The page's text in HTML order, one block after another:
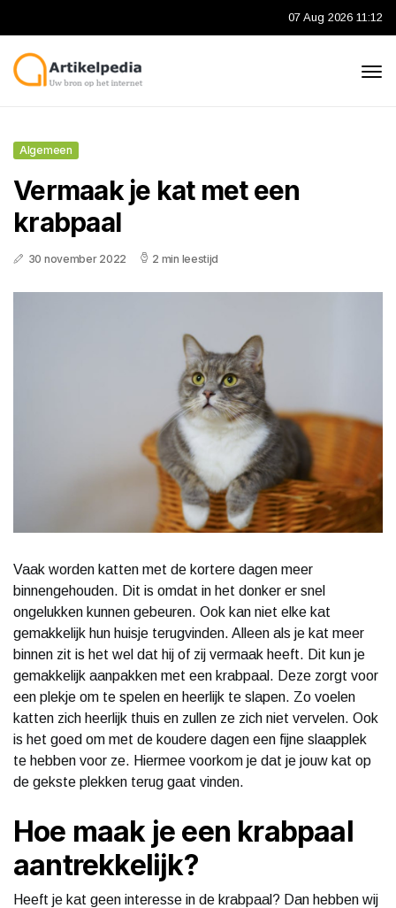
07 Aug 2026 11:12
Algemeen
Vermaak je kat met een
krabpaal
30 november 2022 2 min leestijd
Vaak worden katten met de kortere dagen meer
binnengehouden. Dit is omdat in het donker er snel
ongelukken kunnen gebeuren. Ook kan niet elke kat
gemakkelijk hun huisje terugvinden. Alleen als je kat meer
binnen zit is het wel dat hij of zij vermaak heeft. Dit kun je
gemakkelijk aanpakken met een krabpaal. Deze zorgt voor
een plekje om te spelen en heerlijk te slapen. Zo voelen
katten zich heerlijk thuis en zullen ze zich niet vervelen. Ook
is het goed om met de koudere dagen een fijne slaapplek
te hebben voor ze. Hiermee voorkom je dat je jouw kat op
de gekste plekken terug gaat vinden.
Hoe maak je een krabpaal
aantrekkelijk?
Heeft je kat geen interesse in de krabpaal? Dan hebben wij